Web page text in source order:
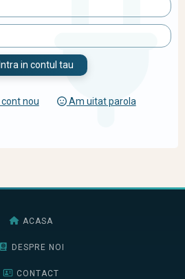
Intra in contul tau
nou Am uitat parola
ACASA
DESPRE NOI
CONTACT